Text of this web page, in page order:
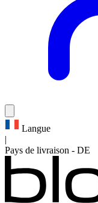
Langue
|
Pays de livraison - DE